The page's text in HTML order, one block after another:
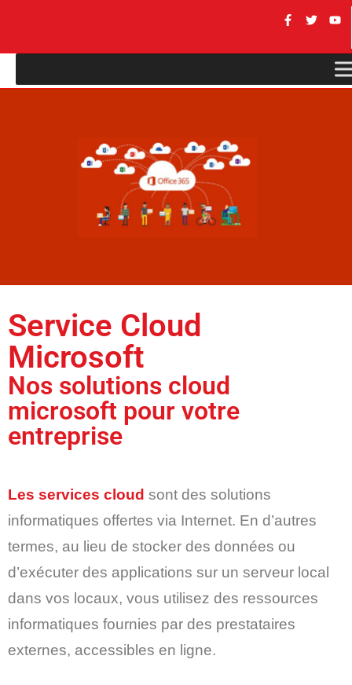
Service Cloud
Microsoft
Nos solutions cloud
microsoft pour votre
entreprise
Les services cloud sont des solutions
informatiques offertes via Internet. En d’autres
termes, au lieu de stocker des données ou
d’exécuter des applications sur un serveur local
dans vos locaux, vous utilisez des ressources
informatiques fournies par des prestataires
externes, accessibles en ligne.